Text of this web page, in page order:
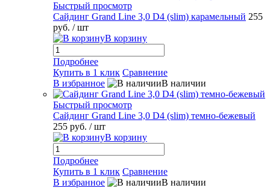
Быстрый просмотр
Сайдинг Grand Line 3,0 D4 (slim) карамельный 255
руб. / шт
В корзину
Подробнее
Купить в 1 клик Сравнение
В избранное
В наличии
Быстрый просмотр
Сайдинг Grand Line 3,0 D4 (slim) темно-бежевый
255 руб. / шт
В корзину
Подробнее
Купить в 1 клик Сравнение
В избранное
В наличии